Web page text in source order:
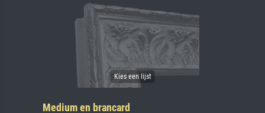
Medium en brancard